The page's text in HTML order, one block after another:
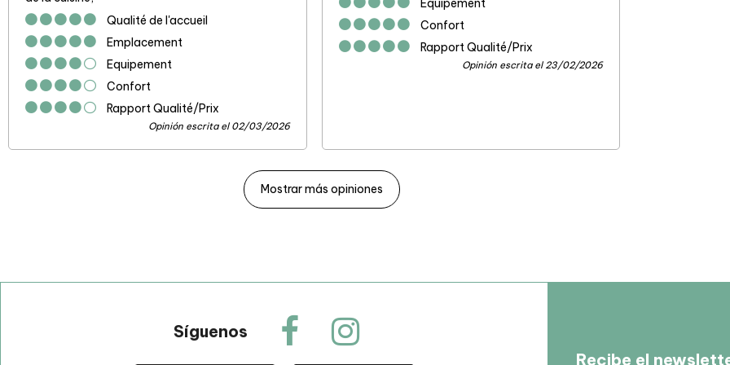
Qualité de l'accueil
Emplacement
Equipement
Confort
Rapport Qualité/Prix
Opinión escrita el 02/03/2026
Equipement
Confort
Rapport Qualité/Prix
Opinión escrita el 23/02/2026
Mostrar más opiniones
Síguenos
Recibe el